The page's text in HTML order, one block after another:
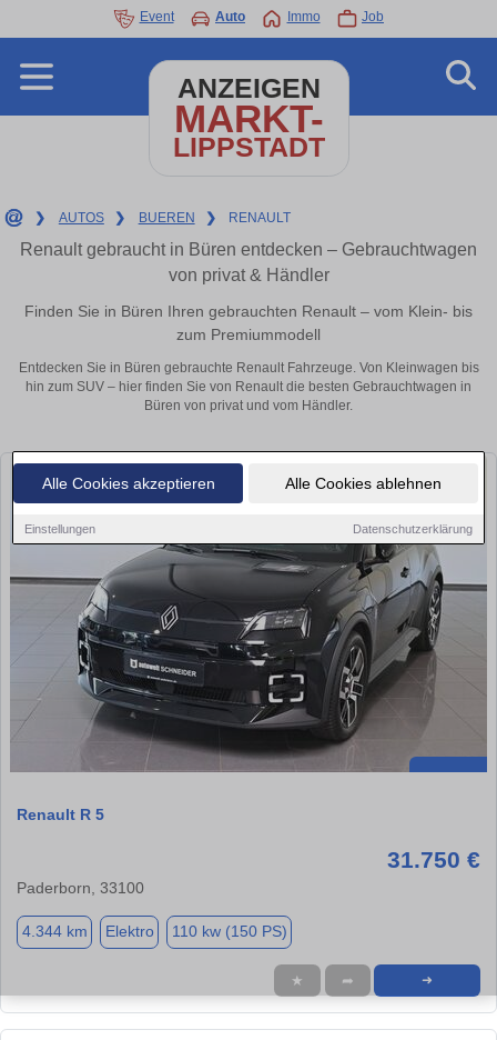
Alle Cookies akzeptieren Alle Cookies ablehnen
Einstellungen Datenschutzerklärung
Event Auto Immo Job
ANZEIGEN
MARKT-
LIPPSTADT
❯ AUTOS ❯ BUEREN ❯ RENAULT
Renault gebraucht in Büren entdecken – Gebrauchtwagen
von privat & Händler
Finden Sie in Büren Ihren gebrauchten Renault – vom Klein- bis
zum Premiummodell
Entdecken Sie in Büren gebrauchte Renault Fahrzeuge. Von Kleinwagen bis
hin zum SUV – hier finden Sie von Renault die besten Gebrauchtwagen in
Büren von privat und vom Händler.
Renault R 5
31.750 €
Paderborn, 33100
4.344 km Elektro 110 kw (150 PS)
★ ➦ ➜